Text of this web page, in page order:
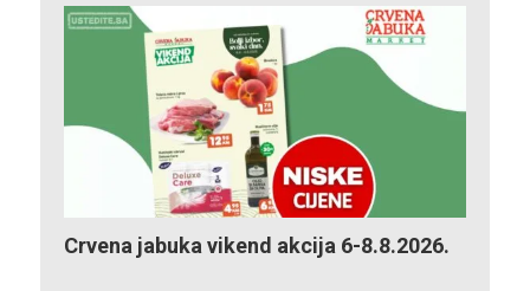
Crvena jabuka vikend akcija 6-8.8.2026.